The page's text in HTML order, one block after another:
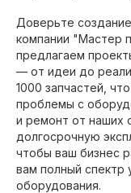
Доверьте
компании "Мастер
предлагаем
— от идеи до
1000 запчастей,
проблемы с
и ремонт от наших
долгосрочную
чтобы ваш бизнес
вам полный спектр
оборудования.